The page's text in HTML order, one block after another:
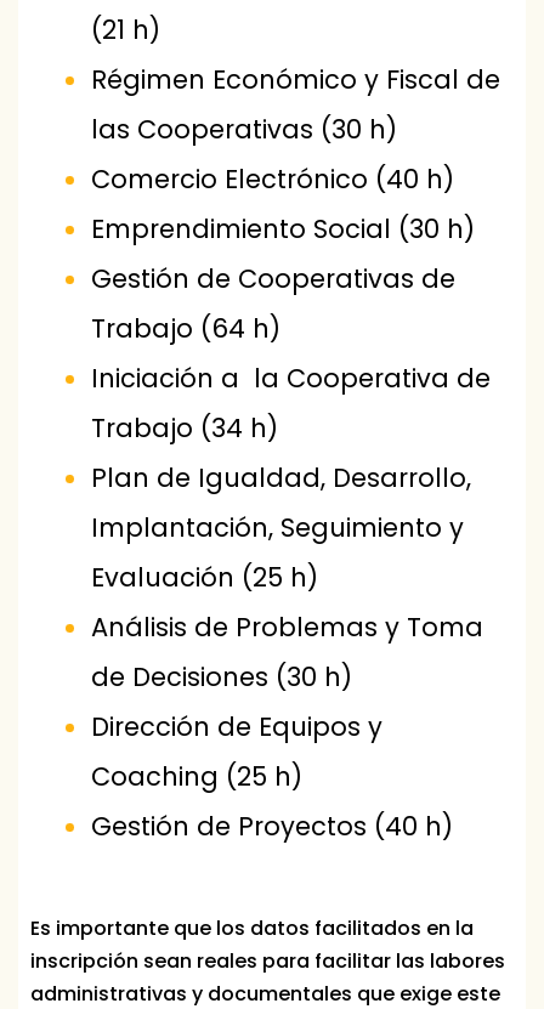
(21 h)
Régimen Económico y Fiscal de
las Cooperativas (30 h)
Comercio Electrónico (40 h)
Emprendimiento Social (30 h)
Gestión de Cooperativas de
Trabajo (64 h)
Iniciación a la Cooperativa de
Trabajo (34 h)
Plan de Igualdad, Desarrollo,
Implantación, Seguimiento y
Evaluación (25 h)
Análisis de Problemas y Toma
de Decisiones (30 h)
Dirección de Equipos y
Coaching (25 h)
Gestión de Proyectos (40 h)
Es importante que los datos facilitados en la
inscripción sean reales para facilitar las labores
administrativas y documentales que exige este